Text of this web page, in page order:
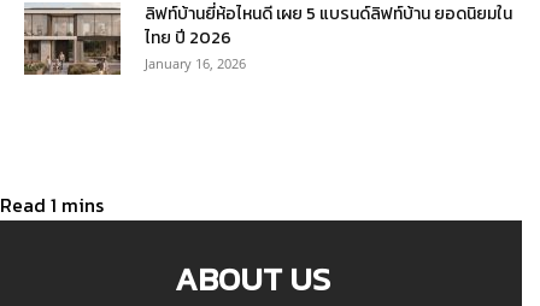
ลิฟท์บ้านยี่ห้อไหนดี เผย 5 แบรนด์ลิฟท์บ้าน ยอดนิยมใน
ไทย ปี 2026
January 16, 2026
ABOUT US